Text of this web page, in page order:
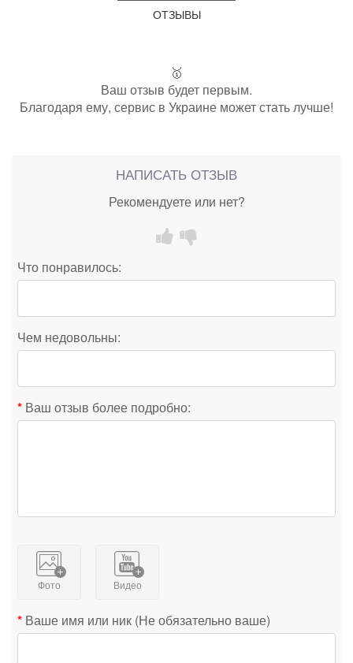
ОТЗЫВЫ
🥇
Ваш отзыв будет первым.
Благодаря ему, сервис в Украине может стать лучше!
НАПИСАТЬ ОТЗЫВ
Рекомендуете или нет?
Что понравилось:
Чем недовольны:
Ваш отзыв более подробно:
Фото Видео
Ваше имя или ник (Не обязательно ваше)